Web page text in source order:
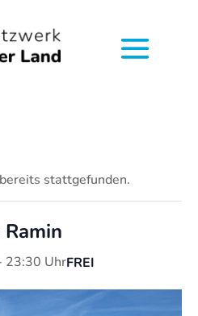
stattgefunden.
23:30 UhrFREI